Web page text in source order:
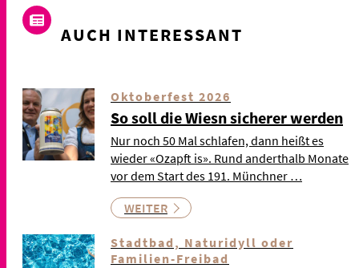
AUCH INTERESSANT
Oktoberfest 2026
So soll die Wiesn sicherer werden
Nur noch 50 Mal schlafen, dann heißt es
wieder «Ozapft is». Rund anderthalb Monate
vor dem Start des 191. Münchner …
WEITER
Stadtbad, Naturidyll oder
Familien-Freibad